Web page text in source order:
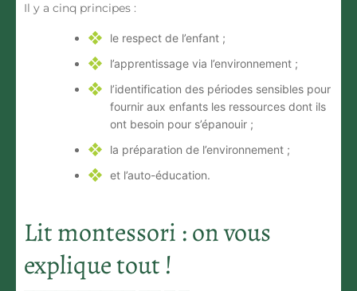
Il y a cinq principes :
le respect de l’enfant ;
l’apprentissage via l’environnement ;
l’identification des périodes sensibles pour
fournir aux enfants les ressources dont ils
ont besoin pour s’épanouir ;
la préparation de l’environnement ;
et l’auto-éducation.
Lit montessori : on vous
explique tout !